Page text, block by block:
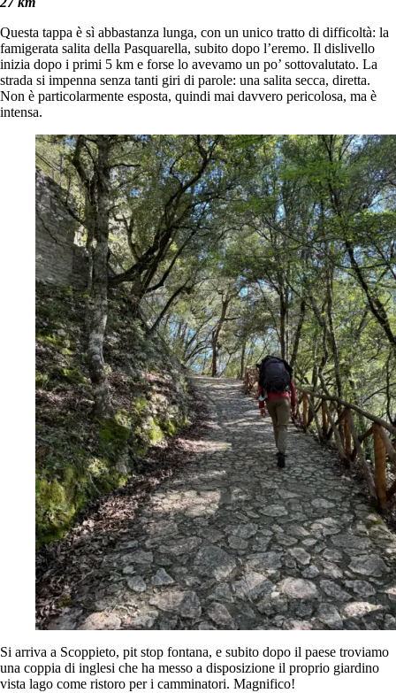
Questa tappa è sì abbastanza lunga, con un unico tratto di difficoltà: la
famigerata salita della Pasquarella, subito dopo l’eremo. Il dislivello
inizia dopo i primi 5 km e forse lo avevamo un po’ sottovalutato. La
strada si impenna senza tanti giri di parole: una salita secca, diretta.
Non è particolarmente esposta, quindi mai davvero pericolosa, ma è
intensa.
Si arriva a Scoppieto, pit stop fontana, e subito dopo il paese troviamo
una coppia di inglesi che ha messo a disposizione il proprio giardino
vista lago come ristoro per i camminatori. Magnifico!